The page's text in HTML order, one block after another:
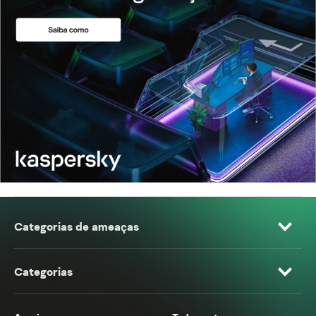
Categorias de ameaças
Categorias